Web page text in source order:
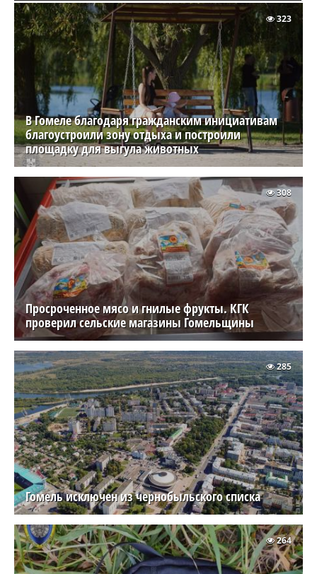
В Гомеле благодаря гражданским инициативам
благоустроили зону отдыха и построили
площадку для выгула животных
323
Просроченное мясо и гнилые фрукты. КГК
проверил сельские магазины Гомельщины
308
Гомель исключен из чернобыльского списка
285
264